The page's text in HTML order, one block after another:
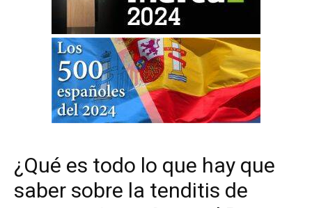
¿Qué es todo lo que hay que
saber sobre la tenditis de